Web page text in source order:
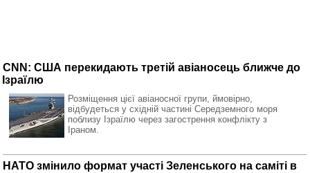
CNN: США перекидають третій авіаносець ближче до
Ізраїлю
Розміщення цієї авіаносної групи, ймовірно,
відбудеться у східній частині Середземного моря
поблизу Ізраїлю через загострення конфлікту з
Іраном.
НАТО змінило формат участі Зеленського на саміті в